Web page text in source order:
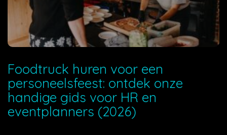
Foodtruck huren voor een
personeelsfeest: ontdek onze
handige gids voor HR en
eventplanners (2026)